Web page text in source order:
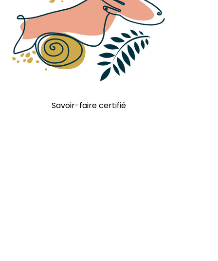
Savoir-faire certifié